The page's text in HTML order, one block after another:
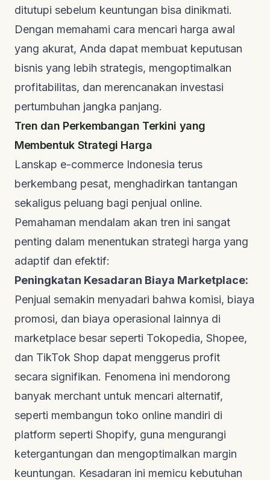
ditutupi sebelum keuntungan bisa dinikmati.
Dengan memahami cara mencari harga awal
yang akurat, Anda dapat membuat keputusan
bisnis yang lebih strategis, mengoptimalkan
profitabilitas, dan merencanakan investasi
pertumbuhan jangka panjang.
Tren dan Perkembangan Terkini yang
Membentuk Strategi Harga
Lanskap e-commerce Indonesia terus
berkembang pesat, menghadirkan tantangan
sekaligus peluang bagi penjual online.
Pemahaman mendalam akan tren ini sangat
penting dalam menentukan strategi harga yang
adaptif dan efektif:
Peningkatan Kesadaran Biaya Marketplace:
Penjual semakin menyadari bahwa komisi, biaya
promosi, dan biaya operasional lainnya di
marketplace besar seperti Tokopedia, Shopee,
dan TikTok Shop dapat menggerus profit
secara signifikan. Fenomena ini mendorong
banyak merchant untuk mencari alternatif,
seperti membangun toko online mandiri di
platform seperti Shopify, guna mengurangi
ketergantungan dan mengoptimalkan margin
keuntungan. Kesadaran ini memicu kebutuhan